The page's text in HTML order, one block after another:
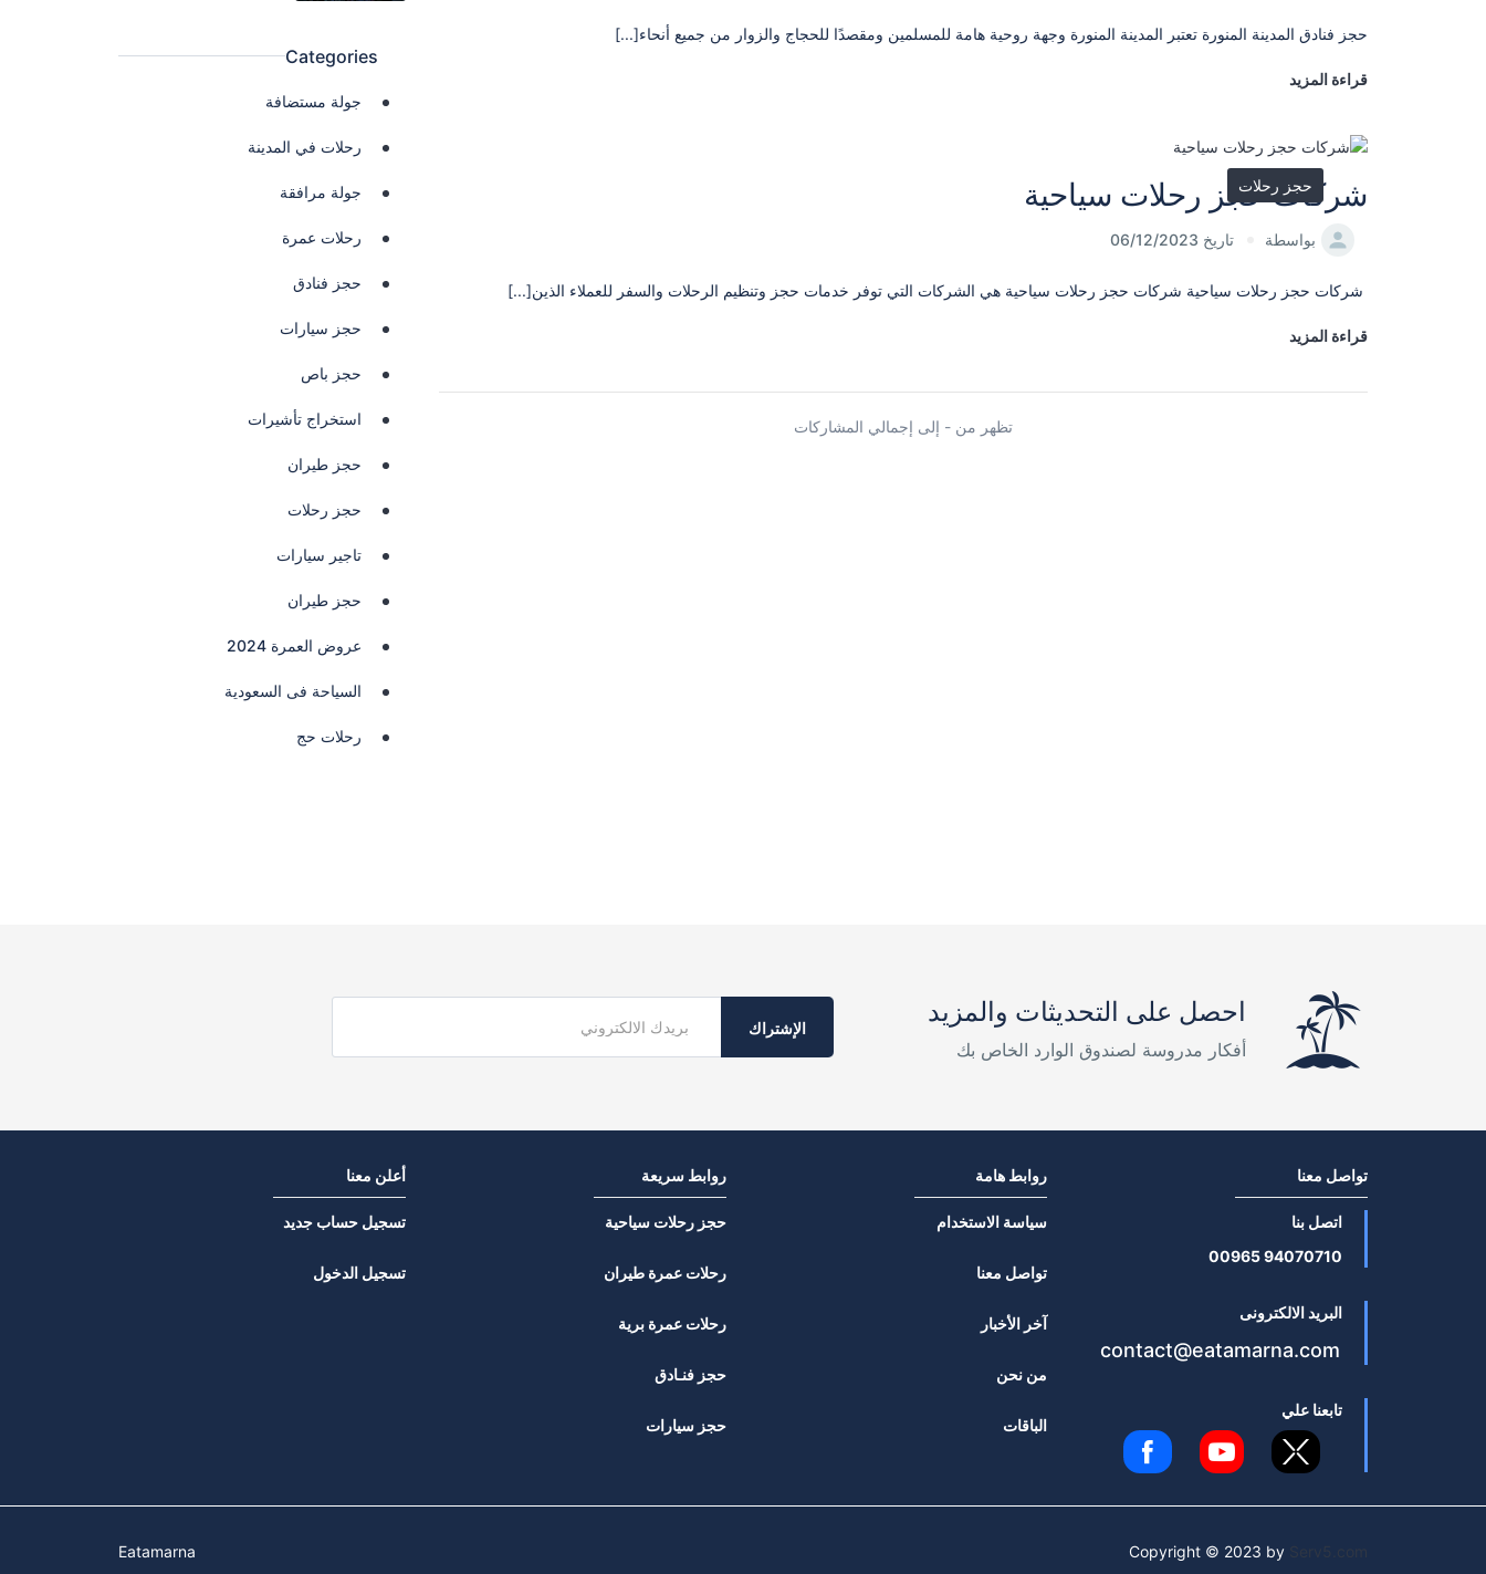
حجز فنادق المدينة المنورة تعتبر المدينة المنورة وجهة روحية هامة للمسلمين ومقصدًا للحجاج والزوار من جميع أنحاء[...]
قراءة المزيد
حجز رحلات
شركات حجز رحلات سياحية
بواسطة تاريخ 06/12/2023
شركات حجز رحلات سياحية شركات حجز رحلات سياحية هي الشركات التي توفر خدمات حجز وتنظيم الرحلات والسفر للعملاء الذين[...]
قراءة المزيد
تظهر من - إلى إجمالي المشاركات
Categories
جولة مستضافة
رحلات في المدينة
جولة مرافقة
رحلات عمرة
حجز فنادق
حجز سيارات
حجز باص
استخراج تأشيرات
حجز طيران
حجز رحلات
تاجير سيارات
حجز طيران
عروض العمرة 2024
السياحة فى السعودية
رحلات حج
احصل على التحديثات والمزيد
أفكار مدروسة لصندوق الوارد الخاص بك
الإشتراك
تواصل معنا
اتصل بنا
94070710 00965
البريد الالكترونى
contact@eatamarna.com
تابعنا علي
روابط هامة
سياسة الاستخدام
تواصل معنا
آخر الأخبار
من نحن
الباقات
روابط سريعة
حجز رحلات سياحية
رحلات عمرة طيران
رحلات عمرة برية
حجز فنـادق
حجز سيارات
أعلن معنا
تسجيل حساب جديد
تسجيل الدخول
Copyright © 2023 by
Eatamarna